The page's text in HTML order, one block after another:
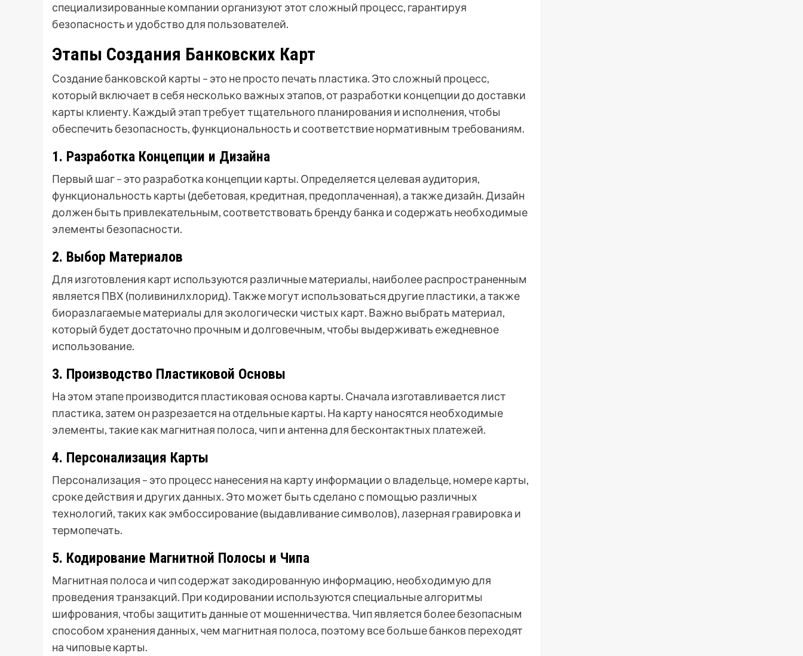
специализированные компании организуют этот сложный процесс, гарантируя
безопасность и удобство для пользователей.
Этапы Создания Банковских Карт
Создание банковской карты – это не просто печать пластика. Это сложный процесс,
который включает в себя несколько важных этапов, от разработки концепции до доставки
карты клиенту. Каждый этап требует тщательного планирования и исполнения, чтобы
обеспечить безопасность, функциональность и соответствие нормативным требованиям.
1. Разработка Концепции и Дизайна
Первый шаг – это разработка концепции карты. Определяется целевая аудитория,
функциональность карты (дебетовая, кредитная, предоплаченная), а также дизайн. Дизайн
должен быть привлекательным, соответствовать бренду банка и содержать необходимые
элементы безопасности.
2. Выбор Материалов
Для изготовления карт используются различные материалы, наиболее распространенным
является ПВХ (поливинилхлорид). Также могут использоваться другие пластики, а также
биоразлагаемые материалы для экологически чистых карт. Важно выбрать материал,
который будет достаточно прочным и долговечным, чтобы выдерживать ежедневное
использование.
3. Производство Пластиковой Основы
На этом этапе производится пластиковая основа карты. Сначала изготавливается лист
пластика, затем он разрезается на отдельные карты. На карту наносятся необходимые
элементы, такие как магнитная полоса, чип и антенна для бесконтактных платежей.
4. Персонализация Карты
Персонализация – это процесс нанесения на карту информации о владельце, номере карты,
сроке действия и других данных. Это может быть сделано с помощью различных
технологий, таких как эмбоссирование (выдавливание символов), лазерная гравировка и
термопечать.
5. Кодирование Магнитной Полосы и Чипа
Магнитная полоса и чип содержат закодированную информацию, необходимую для
проведения транзакций. При кодировании используются специальные алгоритмы
шифрования, чтобы защитить данные от мошенничества. Чип является более безопасным
способом хранения данных, чем магнитная полоса, поэтому все больше банков переходят
на чиповые карты.